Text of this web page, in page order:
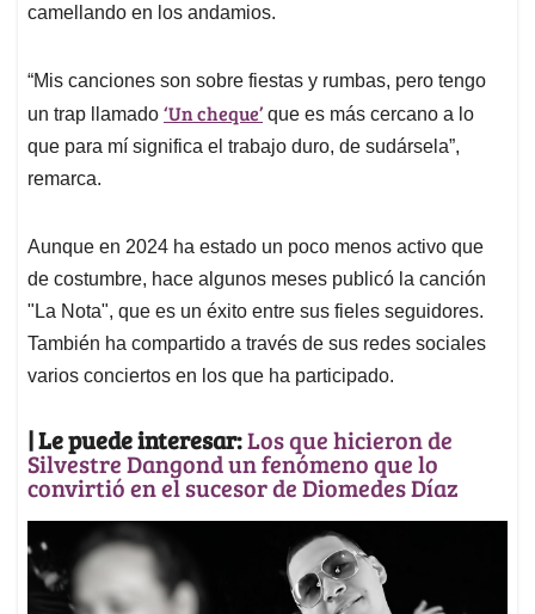
camellando en los andamios.
“Mis canciones son sobre fiestas y rumbas, pero tengo
un trap llamado ‘Un cheque’ que es más cercano a lo
que para mí significa el trabajo duro, de sudársela”,
remarca.
Aunque en 2024 ha estado un poco menos activo que
de costumbre, hace algunos meses publicó la canción
"La Nota", que es un éxito entre sus fieles seguidores.
También ha compartido a través de sus redes sociales
varios conciertos en los que ha participado.
| Le puede interesar:Los que hicieron de
Silvestre Dangond un fenómeno que lo
convirtió en el sucesor de Diomedes Díaz